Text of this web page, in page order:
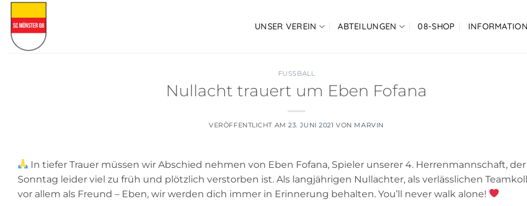
Zum
Inhalt
springen
UNSER VEREIN ABTEILUNGEN 08-SHOP
FUSSBALL
Nullacht trauert um Eben Fofana
VERÖFFENTLICHT AM23. JUNI 2021 VON MARVIN
In tiefer Trauer müssen wir Abschied nehmen von Eben Fofana, Spieler unserer 4. Herrenmannschaft,
Sonntag leider viel zu früh und plötzlich verstorben ist. Als langjährigen Nullachter, als verlässlichen
vor allem als Freund – Eben, wir werden dich immer in Erinnerung behalten. You’ll never walk alone!